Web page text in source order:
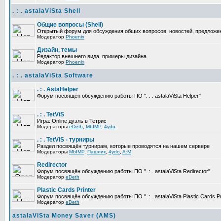
. : . astalaViSta Shell
Общие вопросы (Shell)
Открытый форум для обсуждения общих вопросов, новостей,
Модератор Phoenix
Дизайн, темы
Редактор внешнего вида, примеры дизайна
Модератор Phoenix
. : . astalaViSta Software
. : . AstaHelper
Форум посвящён обсуждению работы ПО ". : . astalaViSta Helper"
. : . TetViS
Игра: Online дуэль в Тетрис
Модераторы eDeth MbIMP 4ydo
. : . TetViS - турниры
Раздел посвящён турнирам, которые проводятся на нашем сервере
Модераторы MbIMP Пашлик 4ydo A:M
Redirector
Форум посвящён обсуждению работы ПО ". : . astalaViSta Redirector"
Модератор eDeth
Plastic Cards Printer
Форум посвящён обсуждению работы ПО ". : . astalaViSta Plastic Cards
Модератор eDeth
astalaViSta Money Saver (AMS)